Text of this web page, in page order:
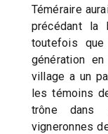
Téméraire
précédant la
toutefois
génération
village a un
les témoins
trône dans
vigneronnes